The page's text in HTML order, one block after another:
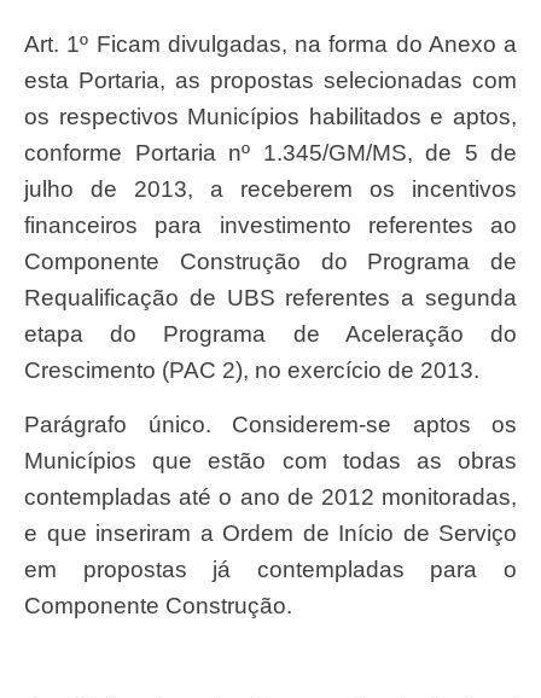
Art. 1º Ficam divulgadas, na forma do Anexo a
esta Portaria, as propostas selecionadas com
os respectivos Municípios habilitados e aptos,
conforme Portaria nº 1.345/GM/MS, de 5 de
julho de 2013, a receberem os incentivos
financeiros para investimento referentes ao
Componente Construção do Programa de
Requalificação de UBS referentes a segunda
etapa do Programa de Aceleração do
Crescimento (PAC 2), no exercício de 2013.
Parágrafo único. Considerem-se aptos os
Municípios que estão com todas as obras
contempladas até o ano de 2012 monitoradas,
e que inseriram a Ordem de Início de Serviço
em propostas já contempladas para o
Componente Construção.